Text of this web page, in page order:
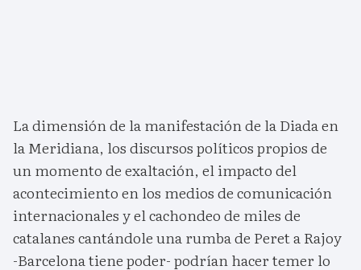
La dimensión de la manifestación de la Diada en
la Meridiana, los discursos políticos propios de
un momento de exaltación, el impacto del
acontecimiento en los medios de comunicación
internacionales y el cachondeo de miles de
catalanes cantándole una rumba de Peret a Rajoy
-Barcelona tiene poder- podrían hacer temer lo